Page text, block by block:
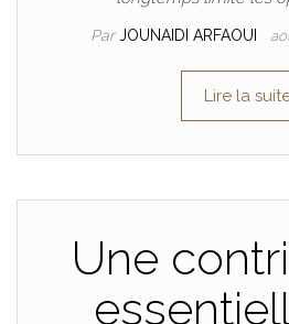
ParJOUNAIDI ARFAOUI
Lire la
Une